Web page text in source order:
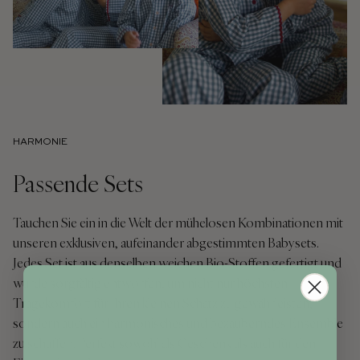
HARMONIE
Passende Sets
Tauchen Sie ein in die Welt der mühelosen Kombinationen mit
unseren exklusiven, aufeinander abgestimmten Babysets.
Jedes Set ist aus denselben weichen Bio-Stoffen gefertigt und
wurde sorgfältig entworfen, um nicht nur höchsten
Tragekomfort für Ihren kleinen Schatz zu gewährleisten,
sondern auch ein harmonisches und bezauberndes Ensemble
zu schaffen. Perfekt sowohl als Geschenk als auch für den